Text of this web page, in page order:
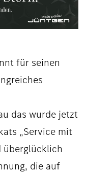
für seinen
das wurde jetzt
„Service mit
überglücklich
die auf